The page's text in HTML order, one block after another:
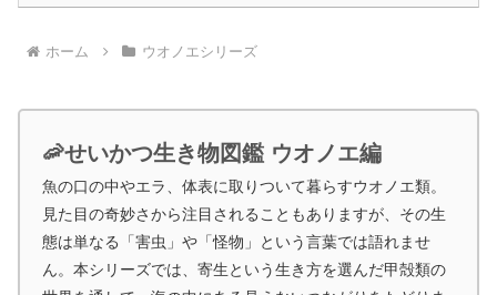
ホーム ウオノエシリーズ
🦐せいかつ生き物図鑑 ウオノエ編
魚の口の中やエラ、体表に取りついて暮らすウオノエ類。
見た目の奇妙さから注目されることもありますが、その生
態は単なる「害虫」や「怪物」という言葉では語れませ
ん。本シリーズでは、寄生という生き方を選んだ甲殻類の